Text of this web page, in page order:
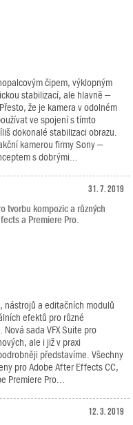
čipem, výklopným
stabilizací, ale hlavně –
že je kamera v odolném
ve spojení s tímto
dokonalé stabilizaci obrazu.
kamerou firmy Sony –
s dobrými...
31. 7. 2019
tvorbu kompozic a různých
a Premiere Pro.
nástrojů a editačních modulů
efektů pro různé
sada VFX Suite pro
ale i již v praxi
představíme. Všechny
pro Adobe After Effects CC,
Premiere Pro...
12. 3. 2019